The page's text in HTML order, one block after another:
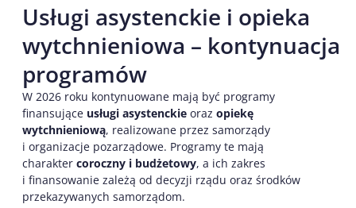
Usługi asystenckie i opieka
wytchnieniowa – kontynuacja
programów
W 2026 roku kontynuowane mają być programy
finansujące usługi asystenckie oraz opiekę
wytchnieniową, realizowane przez samorządy
i organizacje pozarządowe. Programy te mają
charakter coroczny i budżetowy, a ich zakres
i finansowanie zależą od decyzji rządu oraz środków
przekazywanych samorządom.